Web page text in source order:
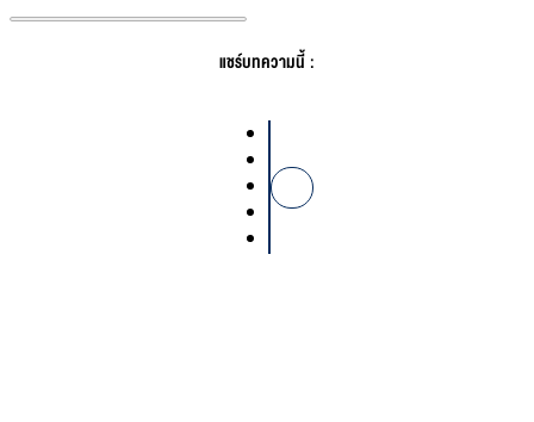
แชร์บทความนี้ :